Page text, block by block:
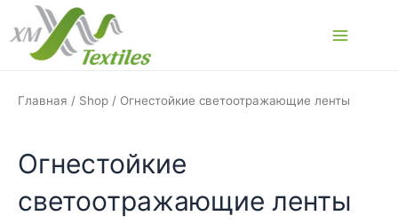
Перейти
содержимому
Главная / Shop / Огнестойкие светоотражающие ленты
Огнестойкие
светоотражающие ленты